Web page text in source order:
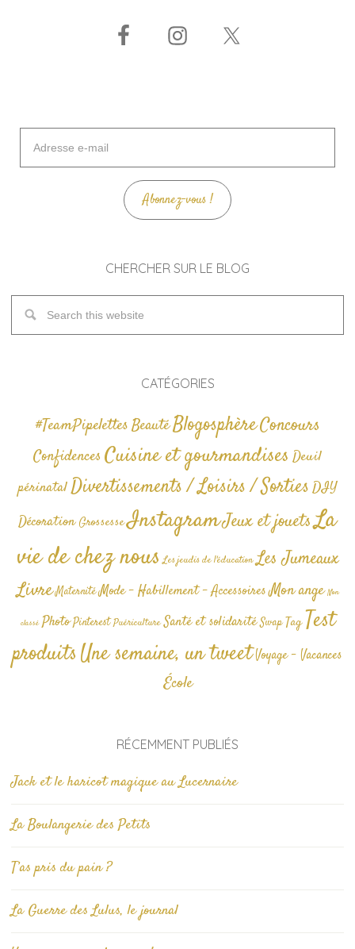
mail
Abonnez-vous !
CHERCHER SUR LE BLOG
CATÉGORIES
#TeamPipelettesBeautéBlogosphèreConcours
Confidences Cuisine et gourmandises Deuil
périnatalDivertissements / Loisirs / SortiesDIY
Décoration GrossesseInstagramJeux et jouetsLa
vie de chez nous Les jeudis de l'éducation Les Jumeaux
Livre Maternité Mode - Habillement - AccessoiresMon ange Non
classé Photo Pinterest Puériculture Santé et solidarité Swap TagTest
produitsUne semaine, un tweetVoyage - Vacances
École
RÉCEMMENT PUBLIÉS
Jack et le haricot magique au Lucernaire
La Boulangerie des Petits
T’as pris du pain ?
La Guerre des Lulus, le journal